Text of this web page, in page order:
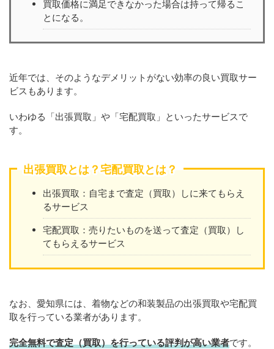
買取価格に満足できなかった場合は持って帰るこ
とになる。
近年では、そのようなデメリットがない効率の良い買取サー
ビスもあります。
いわゆる「出張買取」や「宅配買取」といったサービスで
す。
出張買取とは？宅配買取とは？
出張買取：自宅まで査定（買取）しに来てもらえ
るサービス
宅配買取：売りたいものを送って査定（買取）し
てもらえるサービス
なお、愛知県には、着物などの和装製品の出張買取や宅配買
取を行っている業者があります。
完全無料で査定（買取）を行っている評判が高い業者です。